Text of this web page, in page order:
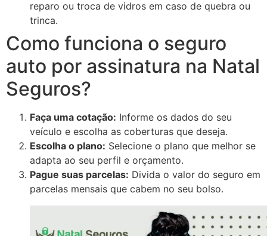
reparo ou troca de vidros em caso de quebra ou
trinca.
Como funciona o seguro
auto por assinatura na Natal
Seguros?
Faça uma cotação: Informe os dados do seu
veículo e escolha as coberturas que deseja.
Escolha o plano: Selecione o plano que melhor se
adapta ao seu perfil e orçamento.
Pague suas parcelas: Divida o valor do seguro em
parcelas mensais que cabem no seu bolso.